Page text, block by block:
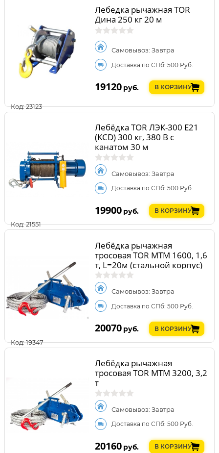
Код: 23123
Лебедка рычажная TOR
Дина 250 кг 20 м
Самовывоз: Завтра
Доставка по СПб: 500 Руб.
19120 руб. В КОРЗИНУ
Код: 21551
Лебёдка TOR ЛЭК-300 E21
(KCD) 300 кг, 380 В с
канатом 30 м
Самовывоз: Завтра
Доставка по СПб: 500 Руб.
19900 руб. В КОРЗИНУ
Код: 19347
Лебёдка рычажная
тросовая TOR МТМ 1600, 1,6
т, L=20м (стальной корпус)
Самовывоз: Завтра
Доставка по СПб: 500 Руб.
20070 руб. В КОРЗИНУ
Лебёдка рычажная
тросовая TOR МТМ 3200, 3,2
т
Самовывоз: Завтра
Доставка по СПб: 500 Руб.
20160 руб. В КОРЗИНУ